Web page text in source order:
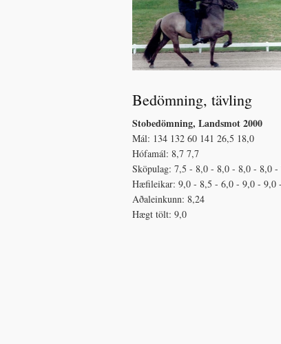
Bedömning, tävling
Stobedömning, Landsmot 2000
Mál: 134 132 60 141 26,5 18,0
Hófamál: 8,7 7,7
Sköpulag: 7,5 - 8,0 - 8,0 - 8,0 - 8,0
Hæfileikar: 9,0 - 8,5 - 6,0 - 9,0 - 9,0
Aðaleinkunn: 8,24
Hægt tölt: 9,0​​​